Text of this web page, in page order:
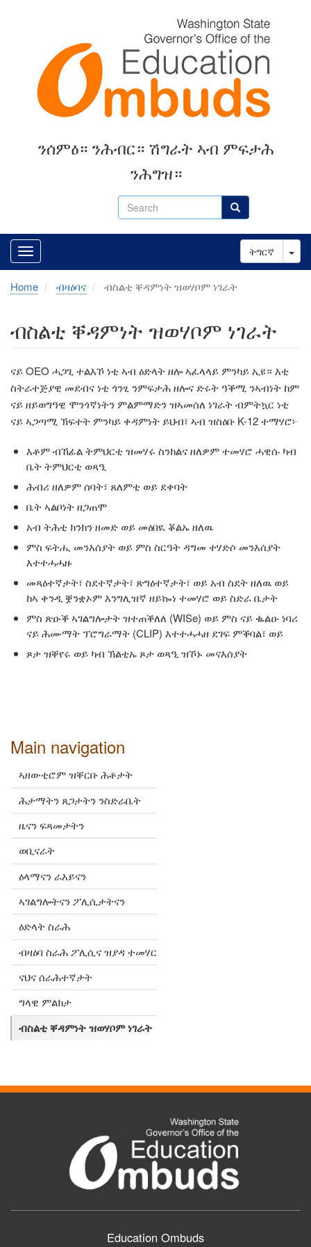
Search Search
ንሰምዕ። ንሕብር። ሽግራት ኣብ ምፍታሕ
ንሕግዝ።
ትግርኛ
Main navigation
ኣዘውቲሮም ዝቐርቡ ሕቶታት
ሕታማትን ጸጋታትን ንስድራቤት
ዜናን ፍጻመታትን
ወቢናራት
ዕላማናን ራእይናን
ኣገልግሎትናን ፖሊሲታትናን
ዕድላት ስራሕ
ብዛዕባ ስራሕ ፖሊሲና ዝያዳ ተመሃር
ናህና ሰራሕተኛታት
ግላዊ ምልክታ
ብስልቲ ቐዳምነት ዝወሃቦም ነገራት
Home ብዛዕባና ብስልቲ ቐዳምነት ዝወሃቦም ነገራት
ብስልቲ ቐዳምነት ዝወሃቦም ነገራት
ናይ OEO ሓጋጊ ተልእኾ ነቲ ኣብ ዕድላት ዘሎ ኣፈላላይ ምንካይ ኢዩ። እቲ
ስትራተጅያዊ መደብና ነቲ ጎንፂ ንምፍታሕ ዘሎና ድሩት ዓቕሚ ንኣብነት ከም
ናይ ዘይወግዓዊ ሞንጎኛነትን ምልምማድን ዝኣመሰለ ነገራት ብምትኳር ነቲ
ናይ ኣጋጣሚ ኽፍተት ምንካይ ቀዳምነት ይህብ፣ ኣብ ዝስዕቡ K-12 ተማሃሮ፦
እቶም ብኸፊል ትምህርቲ ዝመሃሩ ስንክልና ዘለዎም ተመሃሮ ሓዊሱ ካብ
ቤት ትምህርቲ ወጻዒ
ሕብሪ ዘለዎም ሰባት፣ ጸለምቲ ወይ ደቀባት
ቤት ኣልቦነት ዘጋጠሞ
አብ ትሕቲ ክንክን ዘመድ ወይ መዕበዪ ቖልኡ ዘለዉ
ምስ ፍትሒ መንእሰያት ወይ ምስ ስርዓት ዳግመ ተሃድሶ መንእሰያት
እተተሓሓዙ
መጻዕተኛታት፣ ስደተኛታት፣ ጽግዕተኛታት፣ ወይ አብ ስደት ዘለዉ ወይ
ከኣ ቀንዲ ቛንቋኦም እንግሊዝኛ ዘይኰነ ተመሃሮ ወይ ስድራ ቤታት
ምስ ጽዑቕ ኣገልግሎታት ዝተጠቕለለ (WISe) ወይ ምስ ናይ ቈልዑ ነባሪ
ናይ ሕሙማት ፕሮግራማት (CLIP) እተተሓሓዘ ደገፍ ምቕባል፣ ወይ
ጾታ ዝቐየሩ ወይ ካብ ኽልቲኡ ጾታ ወጻዒ ዝኾኑ መናእሰያት
Education Ombuds